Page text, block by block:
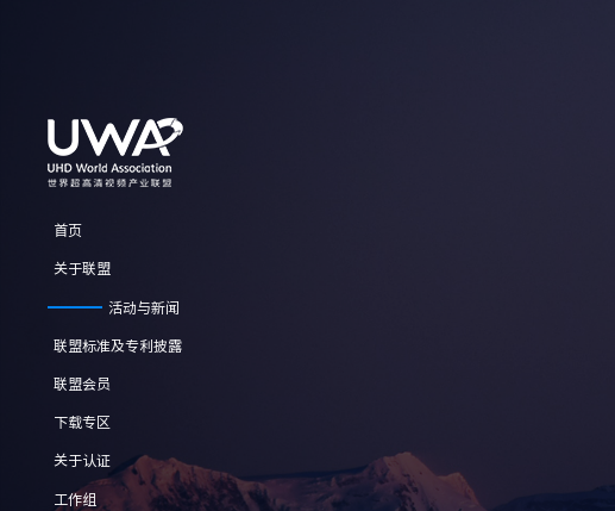
首页
关于联盟
活动与新闻
联盟标准及专利披露
联盟会员
下载专区
关于认证
工作组